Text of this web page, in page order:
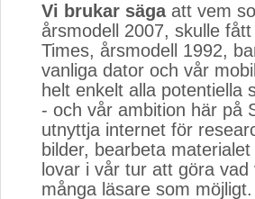
Vi brukar sägaatt vem
årsmodell 2007, skulle
Times, årsmodell 1992,
vanliga dator och vår
helt enkelt alla potentiella
- och vår ambition här på
utnyttja internet för
bilder, bearbeta
lovar i vår tur att göra
många läsare som möjligt.